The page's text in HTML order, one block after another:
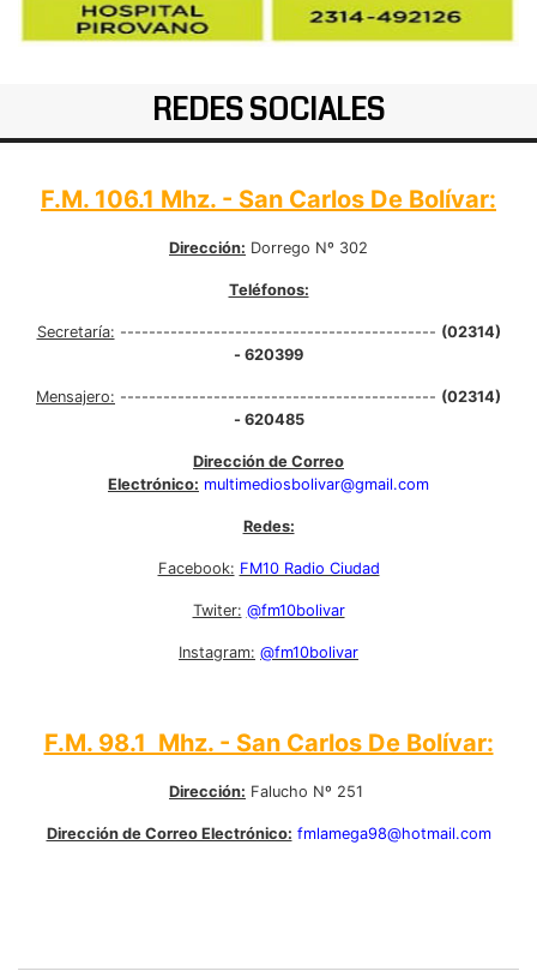
REDES SOCIALES
F.M. 106.1 Mhz. - San Carlos De Bolívar:
Dirección: Dorrego Nº 302
Teléfonos:
Secretaría: -------------------------------------------- (02314)
- 620399
Mensajero: -------------------------------------------- (02314)
- 620485
Dirección de Correo
Electrónico: multimediosbolivar@gmail.com
Redes:
Facebook: FM10 Radio Ciudad
Twiter: @fm10bolivar
Instagram: @fm10bolivar
F.M. 98.1 Mhz. - San Carlos De Bolívar:
Dirección: Falucho Nº 251
Dirección de Correo Electrónico: fmlamega98@hotmail.com